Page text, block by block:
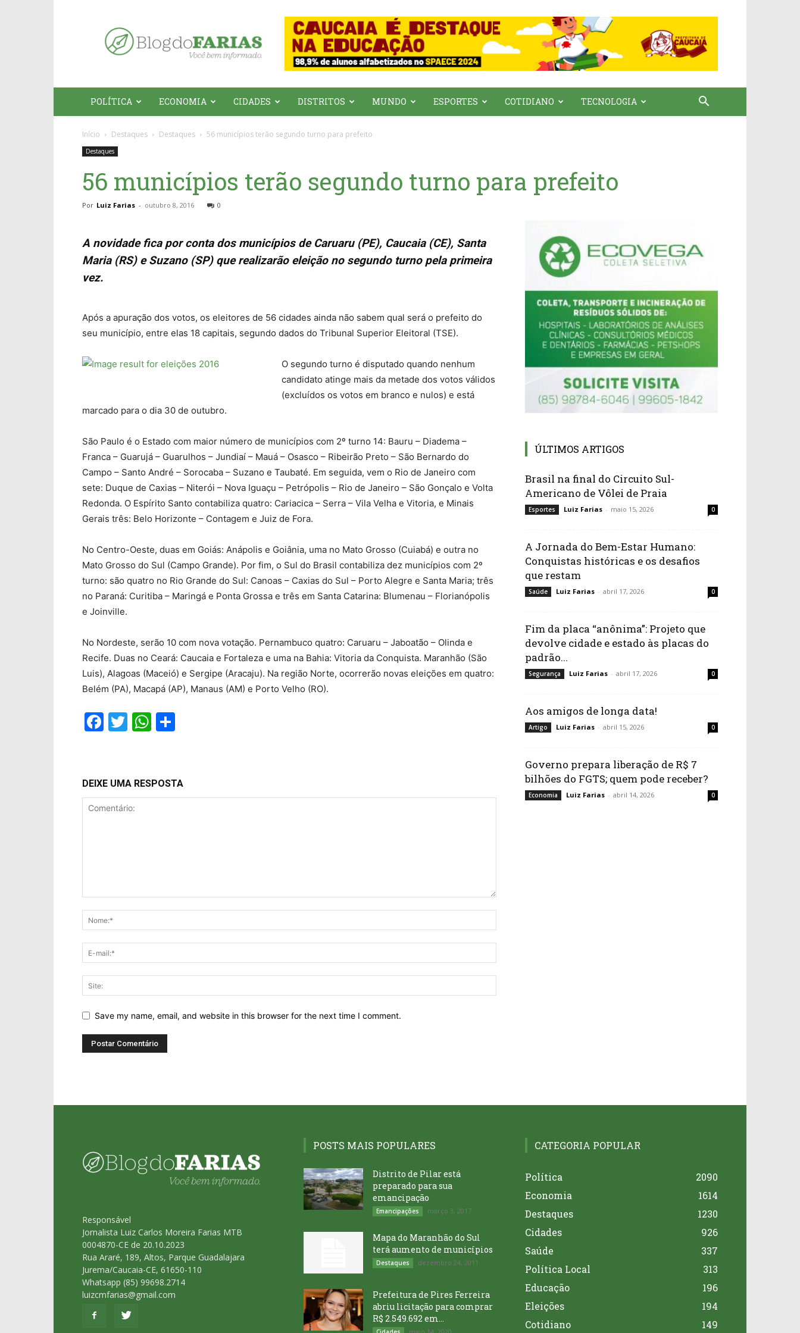
do
Farias
POLÍTICA ECONOMIA CIDADES DISTRITOS MUNDO ESPORTES COTIDIANO TECNOLOGIA
Início Destaques Destaques 56 municípios terão segundo turno para prefeito
Destaques
56 municípios terão segundo turno para prefeito
Por Luiz Farias - outubro 8, 2016 0
A novidade fica por conta dos municípios de Caruaru (PE), Caucaia (CE), Santa
Maria (RS) e Suzano (SP) que realizarão eleição no segundo turno pela primeira
vez.
Após a apuração dos votos, os eleitores de 56 cidades ainda não sabem qual será o prefeito do
seu município, entre elas 18 capitais, segundo dados do Tribunal Superior Eleitoral (TSE).
O segundo turno é disputado quando nenhum
candidato atinge mais da metade dos votos válidos
(excluídos os votos em branco e nulos) e está
marcado para o dia 30 de outubro.
São Paulo é o Estado com maior número de municípios com 2º turno 14: Bauru – Diadema –
Franca – Guarujá – Guarulhos – Jundiaí – Mauá – Osasco – Ribeirão Preto – São Bernardo do
Campo – Santo André – Sorocaba – Suzano e Taubaté. Em seguida, vem o Rio de Janeiro com
sete: Duque de Caxias – Niterói – Nova Iguaçu – Petrópolis – Rio de Janeiro – São Gonçalo e Volta
Redonda. O Espírito Santo contabiliza quatro: Cariacica – Serra – Vila Velha e Vitoria, e Minais
Gerais três: Belo Horizonte – Contagem e Juiz de Fora.
No Centro-Oeste, duas em Goiás: Anápolis e Goiânia, uma no Mato Grosso (Cuiabá) e outra no
Mato Grosso do Sul (Campo Grande). Por fim, o Sul do Brasil contabiliza dez municípios com 2º
turno: são quatro no Rio Grande do Sul: Canoas – Caxias do Sul – Porto Alegre e Santa Maria; três
no Paraná: Curitiba – Maringá e Ponta Grossa e três em Santa Catarina: Blumenau – Florianópolis
e Joinville.
No Nordeste, serão 10 com nova votação. Pernambuco quatro: Caruaru – Jaboatão – Olinda e
Recife. Duas no Ceará: Caucaia e Fortaleza e uma na Bahia: Vitoria da Conquista. Maranhão (São
Luis), Alagoas (Maceió) e Sergipe (Aracaju). Na região Norte, ocorrerão novas eleições em quatro:
Belém (PA), Macapá (AP), Manaus (AM) e Porto Velho (RO).
Facebook
TwitterWhatsApp
DEIXE UMA RESPOSTA
Save my name, email, and website in this browser for the next time I comment.
ÚLTIMOS ARTIGOS
Brasil na final do Circuito Sul-
Americano de Vôlei de Praia
Esportes Luiz Farias - maio 15, 2026 0
A Jornada do Bem-Estar Humano:
Conquistas históricas e os desafios
que restam
Saúde Luiz Farias - abril 17, 2026 0
Fim da placa “anônima”: Projeto que
devolve cidade e estado às placas do
padrão...
Segurança Luiz Farias - abril 17, 2026 0
Aos amigos de longa data!
Artigo Luiz Farias - abril 15, 2026 0
Governo prepara liberação de R$ 7
bilhões do FGTS; quem pode receber?
Economia Luiz Farias - abril 14, 2026 0
Responsável
Jornalista Luiz Carlos Moreira Farias MTB
0004870-CE de 20.10.2023
Rua Araré, 189, Altos, Parque Guadalajara
Jurema/Caucaia-CE, 61650-110
Whatsapp (85) 99698.2714
luizcmfarias@gmail.com
POSTS MAIS POPULARES
Distrito de Pilar está
preparado para sua
emancipação
Emancipações março 3, 2017
Mapa do Maranhão do Sul
terá aumento de municípios
Destaques dezembro 24, 2011
Prefeitura de Pires Ferreira
abriu licitação para comprar
R$ 2.549.692 em...
CATEGORIA POPULAR
Política
2090
Economia
1614
Destaques
1230
Cidades
926
Saúde
337
Política Local
313
Educação
196
Eleições
194
Cotidiano
149